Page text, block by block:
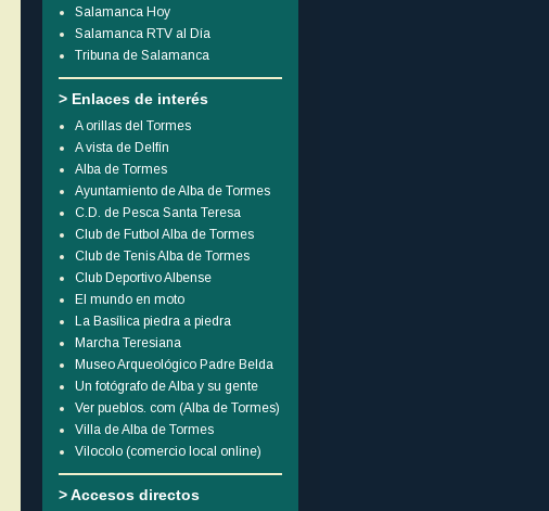
Salamanca Hoy
Salamanca RTV al Día
Tribuna de Salamanca
> Enlaces de interés
A orillas del Tormes
A vista de Delfín
Alba de Tormes
Ayuntamiento de Alba de Tormes
C.D. de Pesca Santa Teresa
Club de Futbol Alba de Tormes
Club de Tenis Alba de Tormes
Club Deportivo Albense
El mundo en moto
La Basílica piedra a piedra
Marcha Teresiana
Museo Arqueológico Padre Belda
Un fotógrafo de Alba y su gente
Ver pueblos. com (Alba de Tormes)
Villa de Alba de Tormes
Vilocolo (comercio local online)
> Accesos directos